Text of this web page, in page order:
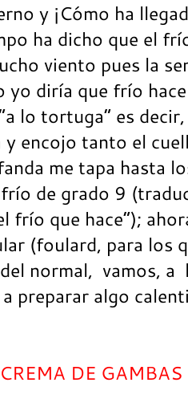
y ¡Cómo ha
ha dicho que el
viento pues la
yo diría que frío
lo tortuga” es
y encojo tanto el
me tapa hasta
de grado 9
frío que hace”);
(foulard, para los
normal, vamos, a
preparar algo
CREMA DE GAMBAS